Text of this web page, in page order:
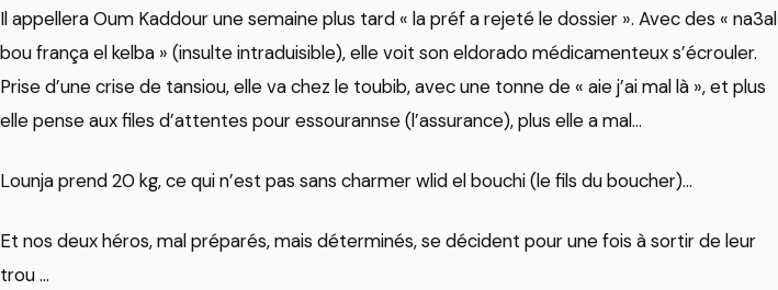
Il appellera Oum Kaddour une semaine plus tard « la préf a rejeté le dossier ». Avec des « na3al
bou frança el kelba » (insulte intraduisible), elle voit son eldorado médicamenteux s’écrouler.
Prise d’une crise de tansiou, elle va chez le toubib, avec une tonne de « aie j’ai mal là », et plus
elle pense aux files d’attentes pour essourannse (l’assurance), plus elle a mal…
Lounja prend 20 kg, ce qui n’est pas sans charmer wlid el bouchi (le fils du boucher)…
Et nos deux héros, mal préparés, mais déterminés, se décident pour une fois à sortir de leur
trou …